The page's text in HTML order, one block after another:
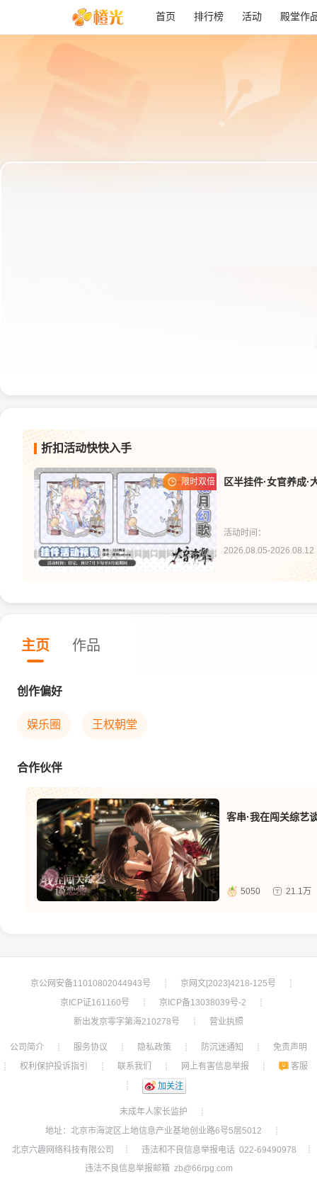
首页 排行榜 活动 殿堂作
折扣活动快快入手
限时双倍
活动时间：
2026.08.05-2026.08.12
主页 作品
创作偏好
娱乐圈 王权朝堂
合作伙伴
客串·我在闯关综艺
5050 21.1万
京公网安备11010802044943号 ┊ 京网文[2023]4218-125号
┊
京ICP证161160号
┊ 京ICP备13038039号-2
┊
新出发京零字第海210278号
┊ 营业执照
公司简介 ┊ 服务协议 ┊ 隐私政策 ┊ 防沉迷通知 ┊
免责声明
┊
权利保护投诉指引 ┊ 联系我们 ┊ 网上有害信息举报 ┊
客服
┊
加关注
未成年人家长监护
┊
地址：北京市海淀区上地信息产业基地创业路6号5层5012
┊
北京六趣网络科技有限公司
┊ 违法和不良信息举报电话 022-69490978
┊
违法不良信息举报邮箱 zb@66rpg.com